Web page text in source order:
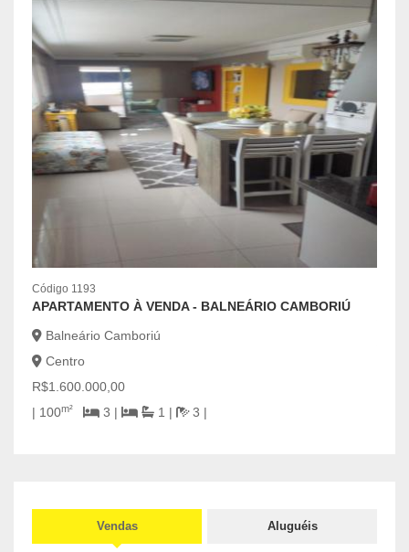
Código 1193
APARTAMENTO À VENDA - BALNEÁRIO CAMBORIÚ
Balneário Camboriú
Centro
R$1.600.000,00
| 100m² 3 | 1 | 3 |
Vendas Aluguéis